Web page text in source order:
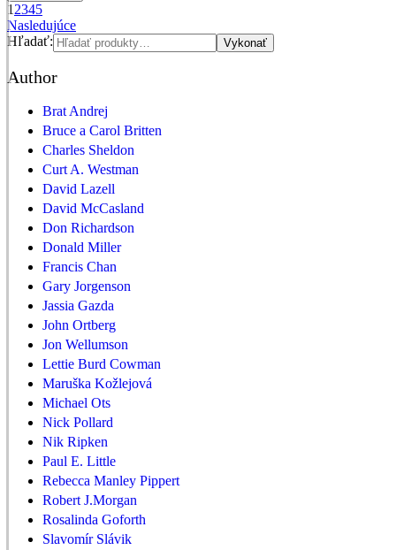
1 2345
Nasledujúce
Hľadať:
Vykonať
Author
Brat Andrej
Bruce a Carol Britten
Charles Sheldon
Curt A. Westman
David Lazell
David McCasland
Don Richardson
Donald Miller
Francis Chan
Gary Jorgenson
Jassia Gazda
John Ortberg
Jon Wellumson
Lettie Burd Cowman
Maruška Kožlejová
Michael Ots
Nick Pollard
Nik Ripken
Paul E. Little
Rebecca Manley Pippert
Robert J.Morgan
Rosalinda Goforth
Slavomír Slávik